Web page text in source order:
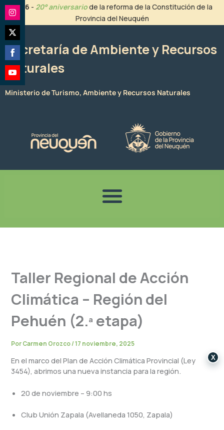
contenido
2026 - 20° aniversariode la reforma de la Constitución de la
Provincia del Neuquén
Secretaría de Ambiente y Recursos
Naturales
Ministerio de Turismo, Ambiente y Recursos Naturales
Taller Regional de Acción
Climática – Región del
Pehuén (2.ª etapa)
PorCarmen Orozco/17 noviembre, 2025
En el marco del Plan de Acción Climática Provincial (Ley
3454), abrimos una nueva instancia para la región.
20 de noviembre – 9:00 hs
Club Unión Zapala (Avellaneda 1050, Zapala)
Share
on
Instagram
Share
on
Twitter
Share
on
Facebook
Share
on
X